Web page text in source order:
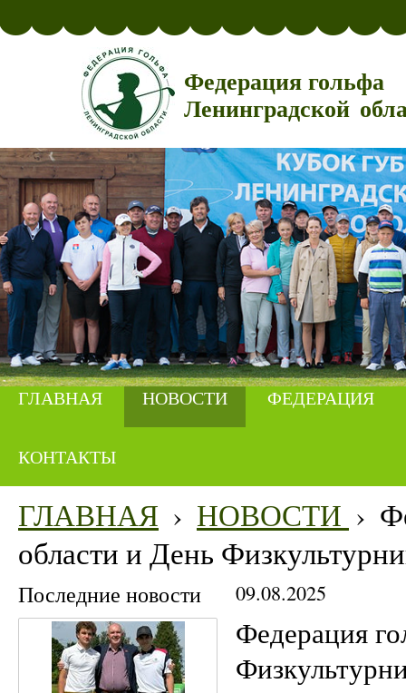
Федерация гольфа
Ленинградской
ГЛАВНАЯ НОВОСТИ ФЕДЕРАЦИЯ
КОНТАКТЫ
ГЛАВНАЯ › НОВОСТИ ›
области и День
Последние новости 09.08.2025
Федерация